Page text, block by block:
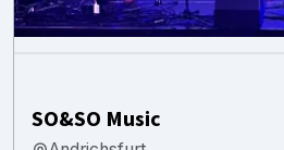
SO&SO Music